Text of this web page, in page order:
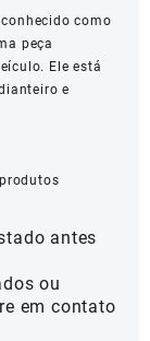
como
peça
Ele está
e
antes
ou
em contato